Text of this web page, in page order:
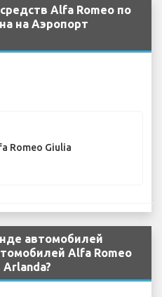
Alfa Romeo по
на Аэропорт
Romeo Giulia
автомобилей
Alfa Romeo